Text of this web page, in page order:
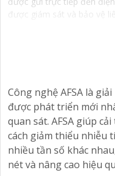
được giám sát và bảo vệ
tiết kiệm? Hãy khám
phẩm chính hãng với
hiện đại, dễ dàng lắp
Wifi, Camera Wifi Ezviz
hoặc văn phòng mọi
điện thoại thông minh.
Công nghệ AFSA là
được phát triển mới
quan sát. AFSA giúp
cách giảm thiểu nhiễu
nhiều tần số khác
nét và nâng cao hiệu